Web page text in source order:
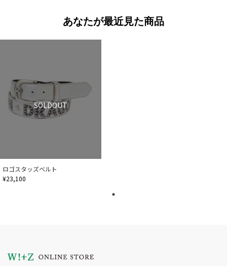
あなたが最近見た商品
SOLDOUT
ロゴスタッズベルト
¥23,100